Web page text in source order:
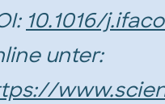
10.1016/
unter: